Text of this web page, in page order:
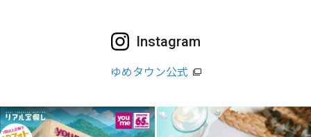
Instagram
ゆめタウン公式